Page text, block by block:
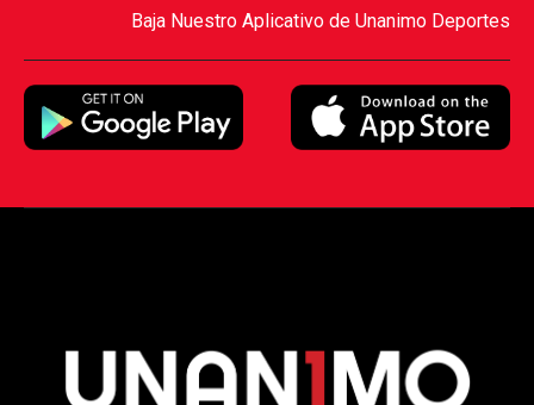
Baja Nuestro Aplicativo de Unanimo Deportes